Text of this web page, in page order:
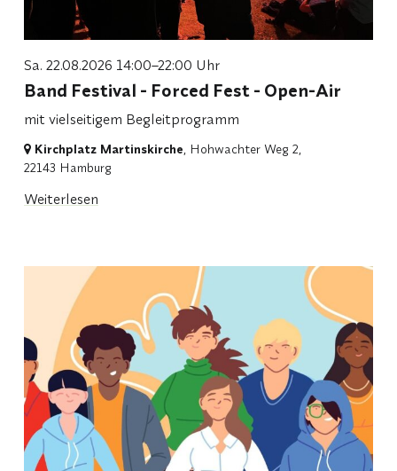
Sa. 22.08.2026 14:00–22:00 Uhr
Band Festival - Forced Fest - Open-Air
mit vielseitigem Begleitprogramm
Kirchplatz Martinskirche, Hohwachter Weg 2,
22143 Hamburg
Weiterlesen